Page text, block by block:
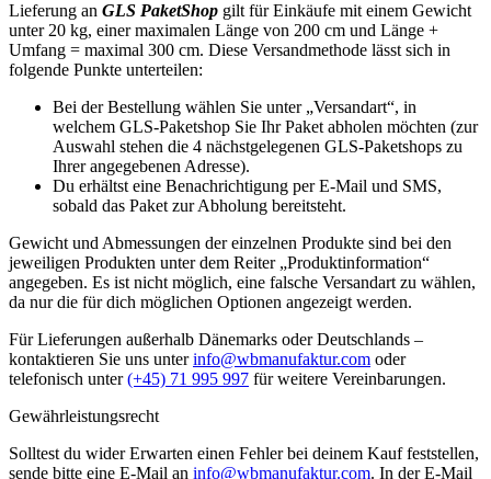
Lieferung an GLS PaketShop gilt für Einkäufe mit einem Gewicht
unter 20 kg, einer maximalen Länge von 200 cm und Länge +
Umfang = maximal 300 cm. Diese Versandmethode lässt sich in
folgende Punkte unterteilen:
Bei der Bestellung wählen Sie unter „Versandart“, in
welchem GLS-Paketshop Sie Ihr Paket abholen möchten (zur
Auswahl stehen die 4 nächstgelegenen GLS-Paketshops zu
Ihrer angegebenen Adresse).
Du erhältst eine Benachrichtigung per E-Mail und SMS,
sobald das Paket zur Abholung bereitsteht.
Gewicht und Abmessungen der einzelnen Produkte sind bei den
jeweiligen Produkten unter dem Reiter „Produktinformation“
angegeben. Es ist nicht möglich, eine falsche Versandart zu wählen,
da nur die für dich möglichen Optionen angezeigt werden.
Für Lieferungen außerhalb Dänemarks oder Deutschlands –
kontaktieren Sie uns unterinfo@wbmanufaktur.com oder
telefonisch unter(+45) 71 995 997 für weitere Vereinbarungen.
Gewährleistungsrecht
Solltest du wider Erwarten einen Fehler bei deinem Kauf feststellen,
sende bitte eine E-Mail an info@wbmanufaktur.com. In der E-Mail